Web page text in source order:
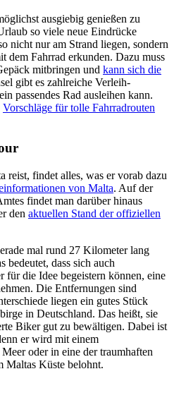
ausgiebig genießen zu
so viele neue Eindrücke
nicht nur am Strand liegen, sondern
dem Fahrrad erkunden. Dazu muss
mitbringen und kann sich die
gibt es zahlreiche Verleih-
passendes Rad ausleihen kann.
Vorschläge für tolle Fahrradrouten
reist, findet alles, was er vorab dazu
von Malta. Auf der
findet man darüber hinaus
den aktuellen Stand der offiziellen
mal rund 27 Kilometer lang
dass sich auch
die Idee begeistern können, eine
Die Entfernungen sind
liegen ein gutes Stück
in Deutschland. Das heißt, sie
Biker gut zu bewältigen. Dabei ist
er wird mit einem
oder in eine der traumhaften
Maltas Küste belohnt.